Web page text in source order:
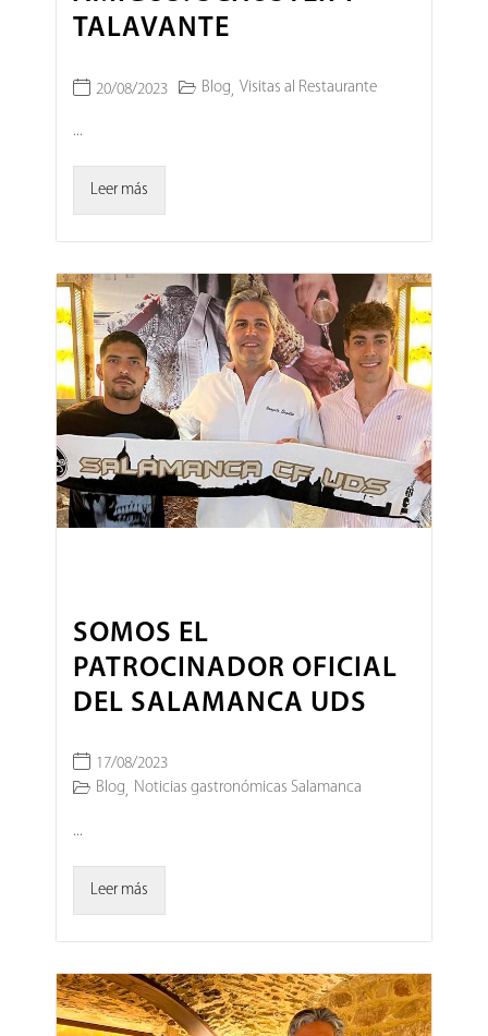
TALAVANTE
20/08/2023 Blog, Visitas al Restaurante
...
Leer más
SOMOS EL
PATROCINADOR OFICIAL
DEL SALAMANCA UDS
17/08/2023
Blog, Noticias gastronómicas Salamanca
...
Leer más